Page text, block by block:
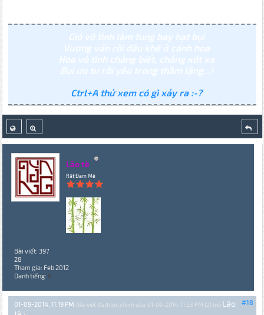
Gió vô tình làm tung bay hạt bụi
Vương vấn rồi đậu khẽ ở cánh hoa
Hoa vô tình chẳng biết, chẳng xót xa
Bụi ưu tư rồi yêu trong thầm lặng...!
Ctrl+A thử xem có gì xảy ra :-?
Lão tè
Rất Đam Mê
Bài viết: 397
28
Tham gia: Feb 2012
Danh tiếng: 0
#18
01-09-2014, 11:19 PM (Bài viết đã được chỉnh sửa: 01-09-2014, 11:23 PM {2} bởi Lão